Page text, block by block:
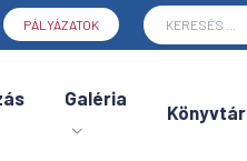
PÁLYÁZATOK
Galéria
Könyvtár